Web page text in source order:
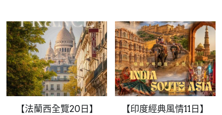
【法蘭西全覽20日】
【印度經典風情11日】